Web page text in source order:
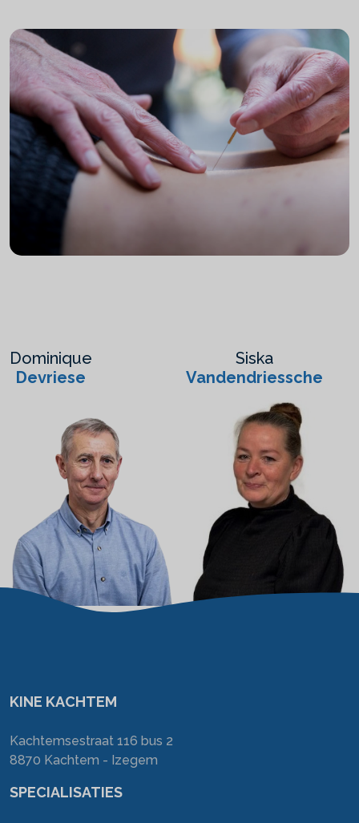
Dominique
Devriese
Siska
Vandendriessche
KINE KACHTEM
Kachtemsestraat 116 bus 2
8870 Kachtem - Izegem
SPECIALISATIES